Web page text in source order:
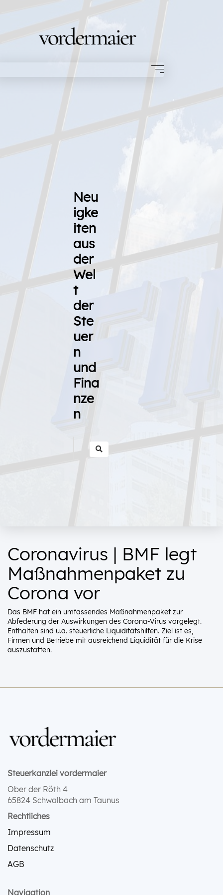
Neu
igke
iten
aus
der
Wel
t
der
Ste
uer
n
und
Fina
nze
n
Coronavirus | BMF legt
Maßnahmenpaket zu
Corona vor
Das BMF hat ein umfassendes Maßnahmenpaket zur
Abfederung der Auswirkungen des Corona-Virus vorgelegt.
Enthalten sind u.a. steuerliche Liquiditätshilfen. Ziel ist es,
Firmen und Betriebe mit ausreichend Liquidität für die Krise
auszustatten.
Steuerkanzlei vordermaier
Ober der Röth 4
65824 Schwalbach am Taunus
Rechtliches
Impressum
Datenschutz
AGB
Navigation